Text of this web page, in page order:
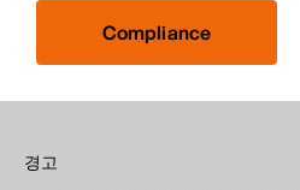
Compliance
경고